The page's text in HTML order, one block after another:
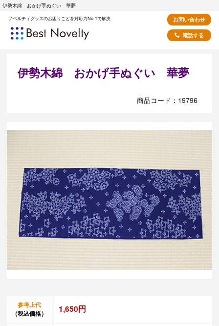
伊勢木綿 おかげ手ぬぐい 華夢
ノベルティグッズのお困りごとを対応力No.1で解決
お問い合わせ
電話する
伊勢木綿 おかげ手ぬぐい 華夢
商品コード：19796
参考上代
（税込価格）
1,650円